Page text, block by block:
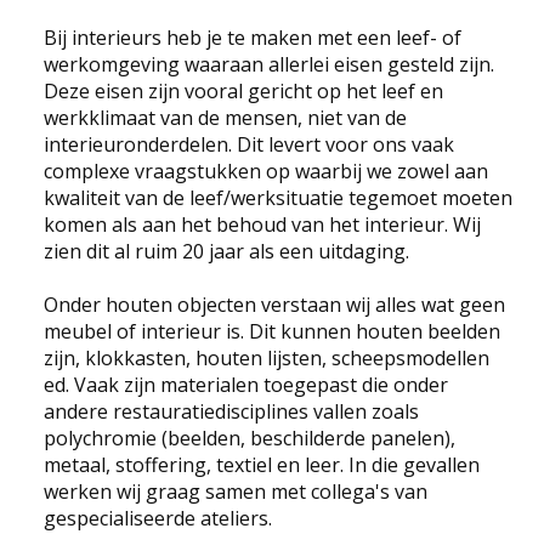
Bij interieurs heb je te maken met een leef- of
werkomgeving waaraan allerlei eisen gesteld zijn.
Deze eisen zijn vooral gericht op het leef en
werkklimaat van de mensen, niet van de
interieuronderdelen. Dit levert voor ons vaak
complexe vraagstukken op waarbij we zowel aan
kwaliteit van de leef/werksituatie tegemoet moeten
komen als aan het behoud van het interieur. Wij
zien dit al ruim 20 jaar als een uitdaging.
Onder houten objecten verstaan wij alles wat geen
meubel of interieur is. Dit kunnen houten beelden
zijn, klokkasten, houten lijsten, scheepsmodellen
ed. Vaak zijn materialen toegepast die onder
andere restauratiedisciplines vallen zoals
polychromie (beelden, beschilderde panelen),
metaal, stoffering, textiel en leer. In die gevallen
werken wij graag samen met collega's van
gespecialiseerde ateliers.